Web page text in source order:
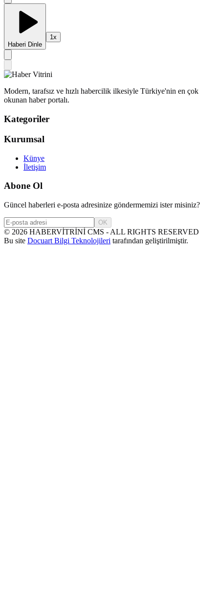
Haberi Dinle
1x
Modern, tarafsız ve hızlı habercilik ilkesiyle Türkiye'nin en çok
okunan haber portalı.
Kategoriler
Kurumsal
Künye
İletişim
Abone Ol
Güncel haberleri e-posta adresinize göndermemizi ister misiniz?
OK
© 2026 HABERVİTRİNİ CMS - ALL RIGHTS RESERVED
Bu site Docuart Bilgi Teknolojileri tarafından geliştirilmiştir.